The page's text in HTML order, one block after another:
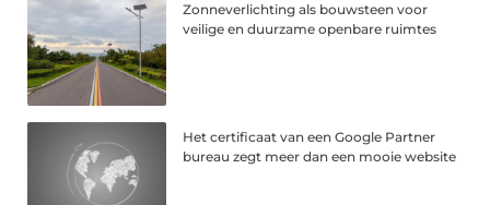
Zonneverlichting als bouwsteen voor
veilige en duurzame openbare ruimtes
Het certificaat van een Google Partner
bureau zegt meer dan een mooie website